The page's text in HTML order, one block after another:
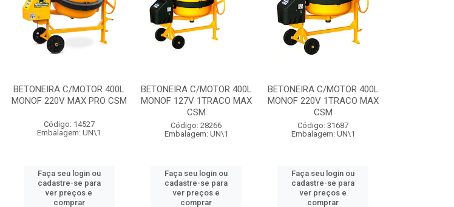
BETONEIRA C/MOTOR 400L
MONOF 220V MAX PRO CSM
Código: 14527
Embalagem: UN\1
Faça seu login ou
cadastre-se para
ver preços e
comprar
BETONEIRA C/MOTOR 400L
MONOF 127V 1TRACO MAX
CSM
Código: 28266
Embalagem: UN\1
Faça seu login ou
cadastre-se para
ver preços e
comprar
BETONEIRA C/MOTOR 400L
MONOF 220V 1TRACO MAX
CSM
Código: 31687
Embalagem: UN\1
Faça seu login ou
cadastre-se para
ver preços e
comprar